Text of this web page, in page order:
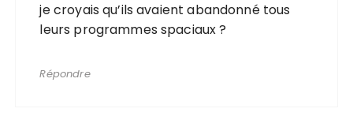
je croyais qu’ils avaient abandonné tous
leurs programmes spaciaux ?
Répondre